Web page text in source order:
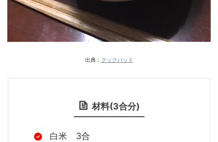
出典： クックパッド
材料(3合分)
白米 3合